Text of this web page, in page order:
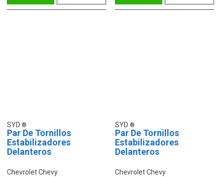
SYD
Par De Tornillos
Estabilizadores
Delanteros
Chevrolet Chevy
SYD
Par De Tornillos
Estabilizadores
Delanteros
Chevrolet Chevy